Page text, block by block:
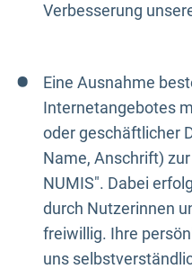
Verbesserung
Eine Ausnahme
Internetangebotes
oder geschäftlicher
Name, Anschrift)
NUMIS". Dabei
durch Nutzerinnen
freiwillig. Ihre
uns